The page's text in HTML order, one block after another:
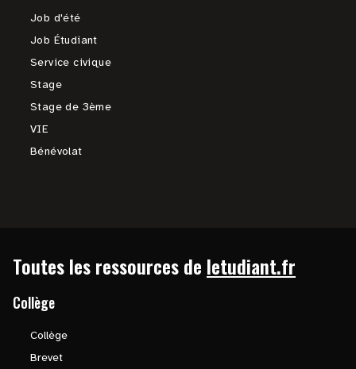
Job d'été
Job Étudiant
Service civique
Stage
Stage de 3ème
VIE
Bénévolat
Toutes les ressources de letudiant.fr
Collège
Collège
Brevet